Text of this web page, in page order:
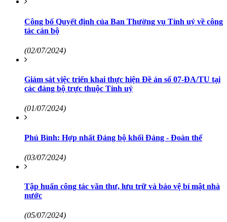
Công bố Quyết định của Ban Thường vụ Tỉnh uỷ về công
tác cán bộ
(02/07/2024)
Giám sát việc triển khai thực hiện Đề án số 07-ĐA/TU tại
các đảng bộ trực thuộc Tỉnh uỷ
(01/07/2024)
Phú Bình: Hợp nhất Đảng bộ khối Đảng - Đoàn thể
(03/07/2024)
Tập huấn công tác văn thư, lưu trữ và bảo vệ bí mật nhà
nước
(05/07/2024)